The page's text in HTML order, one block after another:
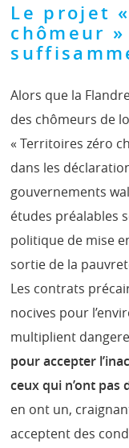
Le projet
chômeur »
Alors que la
des chômeurs de
« Territoires zéro
dans les
gouvernements
études préalables
politique de mise
sortie de la
Les contrats
nocives pour
multiplient
pour accepter
ceux qui n’ont pas
en ont un,
acceptent des